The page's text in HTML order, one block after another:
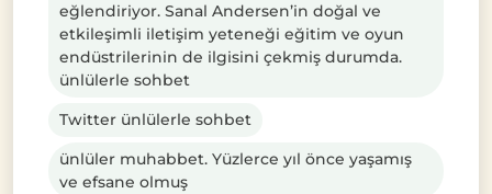
eğlendiriyor. Sanal Andersen’in doğal ve
etkileşimli iletişim yeteneği eğitim ve oyun
endüstrilerinin de ilgisini çekmiş durumda.
ünlülerle sohbet
Twitter ünlülerle sohbet
ünlüler muhabbet. Yüzlerce yıl önce yaşamış
ve efsane olmuş